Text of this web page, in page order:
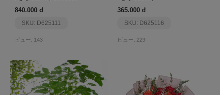
840.000 đ
SKU: D625111
ビュー: 143
365.000 đ
SKU: D625116
ビュー: 229